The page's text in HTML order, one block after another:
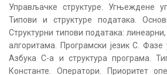
Управљачке структуре. Угњеждене
Типови и структуре података.
Структурни типови података:
алгоритама. Програмски језик C. Фазе
Азбука C-а и структура програма.
Константе. Оператори. Приоритет